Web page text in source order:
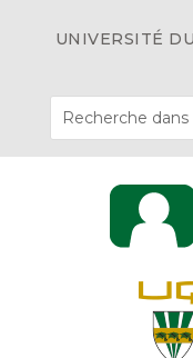
UNIVERSITÉ